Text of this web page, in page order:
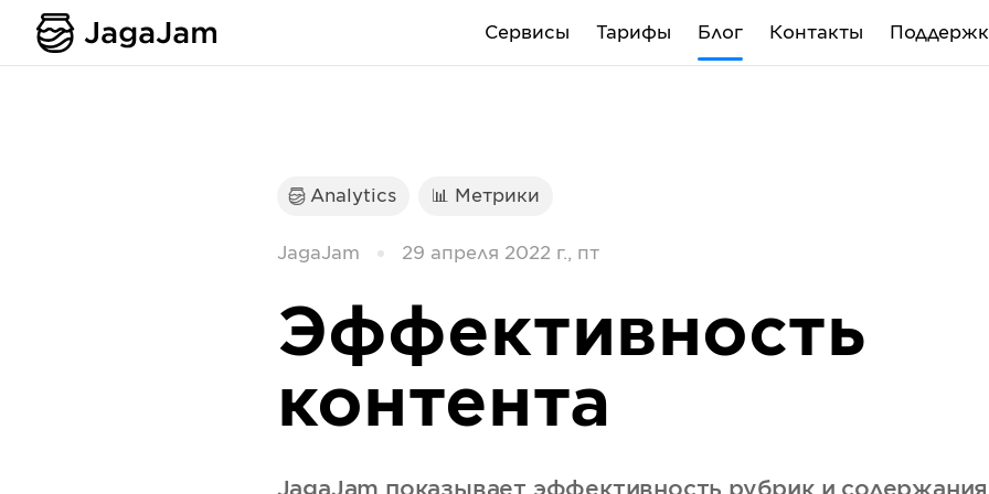
Сервисы Тарифы Блог Контакты
Analytics 📊 Метрики
JagaJam 29 апреля 2022 г., пт
Эффективность
контента
JagaJam показывает эффективность рубрик и